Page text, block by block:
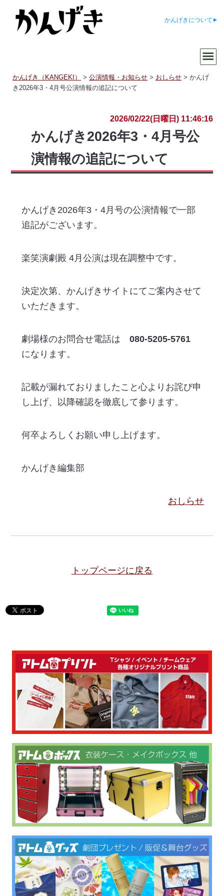
かんげきについて
かんげき（KANGEKI） >公演情報・お知らせ > おしらせ >かんげ
き2026年3・4月号公演情報の追記について
2026/02/22(日曜日) 11:46:16
かんげき2026年3・4月号公
演情報の追記について
かんげき2026年3・4月号の公演情報で一部
追記がございます。
楽笑演劇殿 4月公演は現在調整中です。
決定次第、かんげきサイトにてご案内させて
いただきます。
劇場様のお問合せ電話は080-5205-5761
になります。
記載が漏れておりましたこと心よりお詫び申
し上げ、以降確認を徹底して参ります。
何卒よろしくお願い申し上げます。
かんげき編集部
おしらせ
トップページに戻る